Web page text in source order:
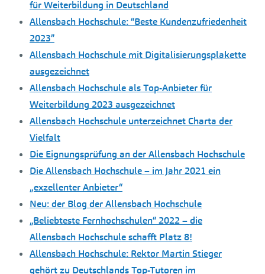
für Weiterbildung in Deutschland
Allensbach Hochschule: “Beste Kundenzufriedenheit
2023”
Allensbach Hochschule mit Digitalisierungsplakette
ausgezeichnet
Allensbach Hochschule als Top-Anbieter für
Weiterbildung 2023 ausgezeichnet
Allensbach Hochschule unterzeichnet Charta der
Vielfalt
Die Eignungsprüfung an der Allensbach Hochschule
Die Allensbach Hochschule – im Jahr 2021 ein
„exzellenter Anbieter“
Neu: der Blog der Allensbach Hochschule
„Beliebteste Fernhochschulen“ 2022 – die
Allensbach Hochschule schafft Platz 8!
Allensbach Hochschule: Rektor Martin Stieger
gehört zu Deutschlands Top-Tutoren im